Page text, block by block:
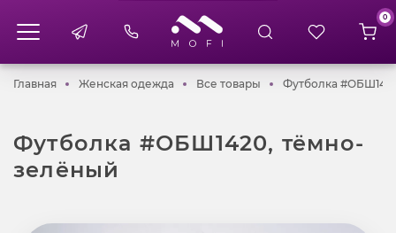
0
ГлавнаяГлавнаяЖенская одежда Женская одежда
Все товары Все товары
Футболка
Футболка #ОБШ1420, тёмно-
зелёный